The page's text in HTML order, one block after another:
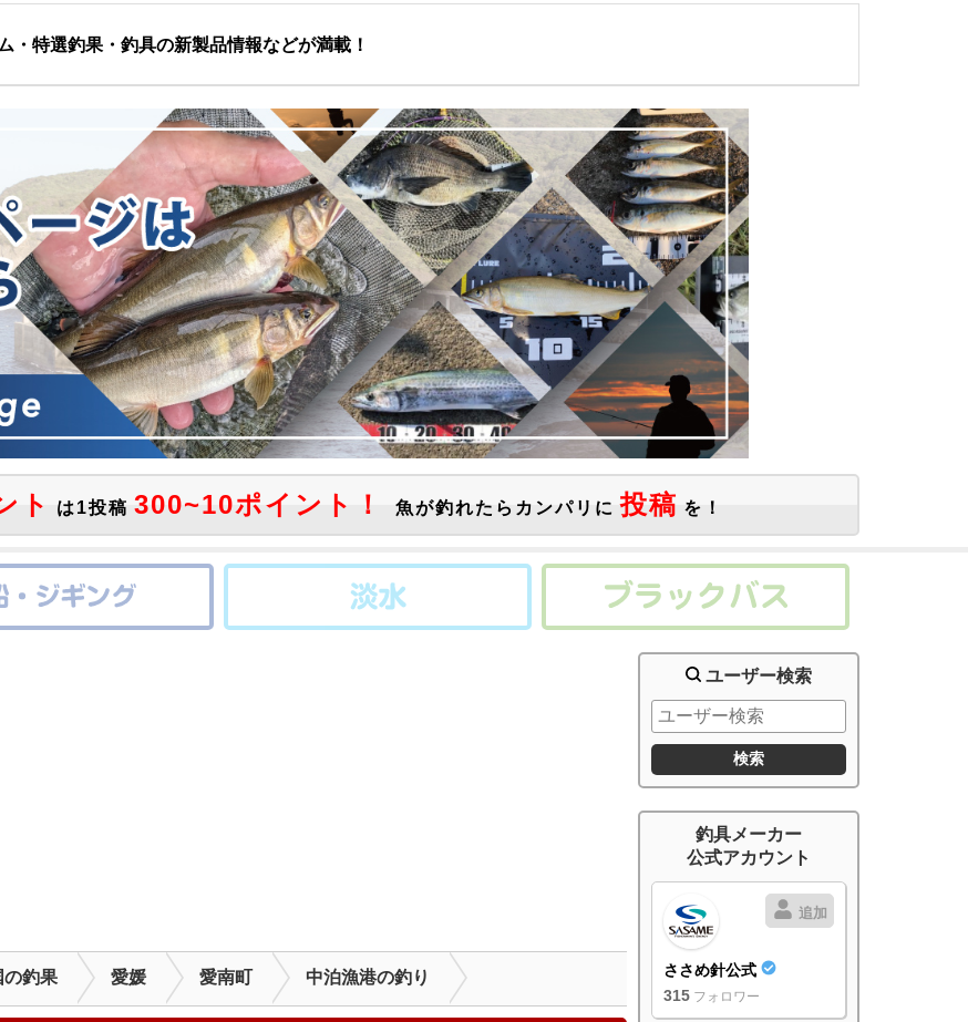
・特選釣果・釣具の新製品情報などが満載！
ト は1投稿 300~10ポイント！ 魚が釣れたらカンパリに 投稿 を！
の釣果 愛媛 愛南町 中泊漁港の釣り
ユーザー検索
釣具メーカー
公式アカウント
追加
ささめ針公式
315 フォロワー